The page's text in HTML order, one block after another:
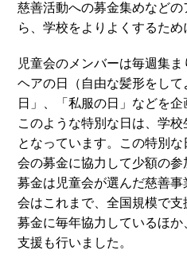
慈善活動への募金集めなど
ら、学校をよりよくするため
児童会のメンバーは毎週集
ヘアの日（自由な髪形をし
日」、「私服の日」などを企
このような特別な日は、学
となっています。この特別
会の募金に協力して少額の
募金は児童会が選んだ慈善
会はこれまで、全国規模で
募金に毎年協力しているほ
支援も行いました。